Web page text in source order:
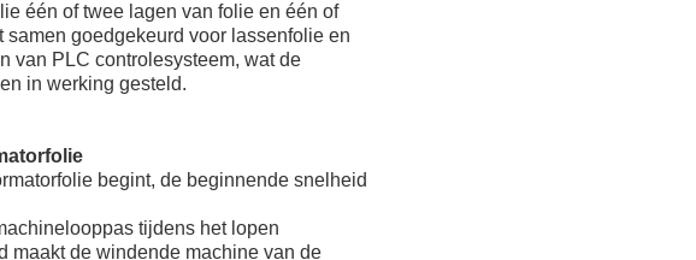
één of twee lagen van folie en één of
goedgekeurd voor lassenfolie en
van PLC controlesysteem, wat de
in werking gesteld.
begint, de beginnende snelheid
tijdens het lopen
maakt de windende machine van de